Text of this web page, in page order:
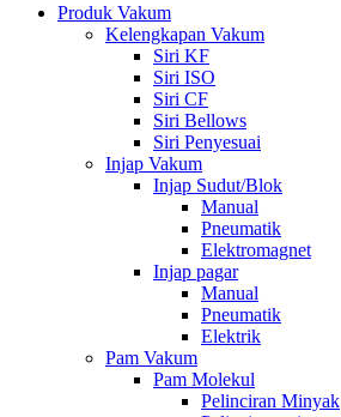
Produk Vakum
Kelengkapan Vakum
Siri KF
Siri ISO
Siri CF
Siri Bellows
Siri Penyesuai
Injap Vakum
Injap Sudut/Blok
Manual
Pneumatik
Elektromagnet
Injap pagar
Manual
Pneumatik
Elektrik
Pam Vakum
Pam Molekul
Pelinciran Minyak